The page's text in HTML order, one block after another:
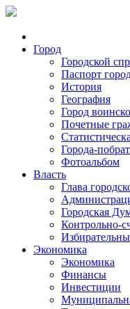
Город
Городской
Паспорт
История
География
Город
Почетные
Города-
Фотоальбом
Власть
Глава
Городская
Контрольно-
Экономика
Экономика
Финансы
Инвестиции